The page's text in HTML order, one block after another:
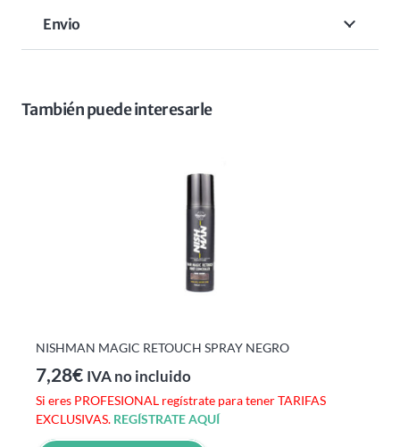
ML
cantidad
Envio
También puede interesarle
NISHMAN MAGIC RETOUCH SPRAY NEGRO
7,28€ IVA no incluido
Si eres PROFESIONAL regístrate para tener TARIFAS
EXCLUSIVAS. REGÍSTRATE AQUÍ